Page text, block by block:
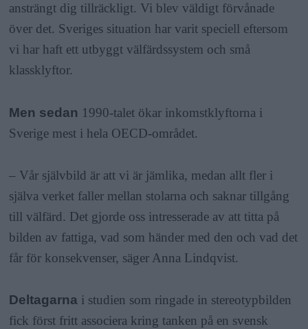
ansträngt dig tillräckligt. Vi blev väldigt förvånade
över det. Sveriges situation har varit speciell eftersom
vi har haft ett utbyggt välfärdssystem och små
klassklyftor.
Men sedan 1990-talet ökar inkomstklyftorna i
Sverige mest i hela OECD-området.
– Vår självbild är att vi är jämlika, medan allt fler i
själva verket faller mellan stolarna och saknar tillgång
till välfärd. Det gjorde oss intresserade av att titta på
bilden av fattiga, vad som händer med den och vad det
får för konsekvenser, säger Anna Lindqvist.
Deltagarna i studien som ringade in stereotypbilden
fick först fritt associera kring tanken på en svensk